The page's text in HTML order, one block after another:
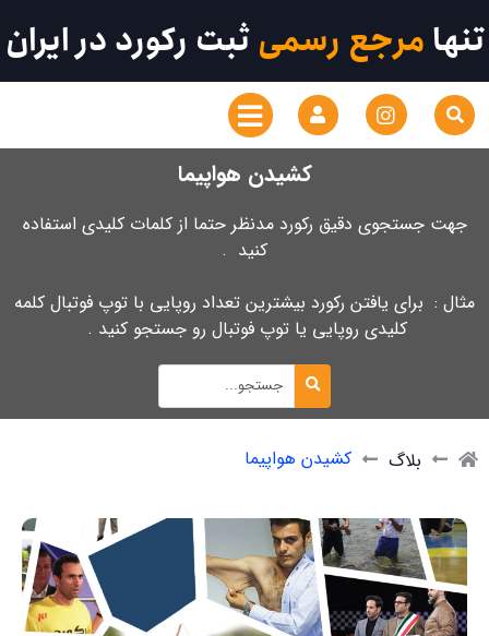
تنهامرجع رسمیثبت رکورد در ایران
کشیدن هواپیما
جهت جستجوی دقیق رکورد مدنظر حتما از کلمات کلیدی استفاده
کنید .
مثال : برای یافتن رکورد بیشترین تعداد روپایی با توپ فوتبال کلمه
کلیدی روپایی یا توپ فوتبال رو جستجو کنید .
بلاگ کشیدن هواپیما